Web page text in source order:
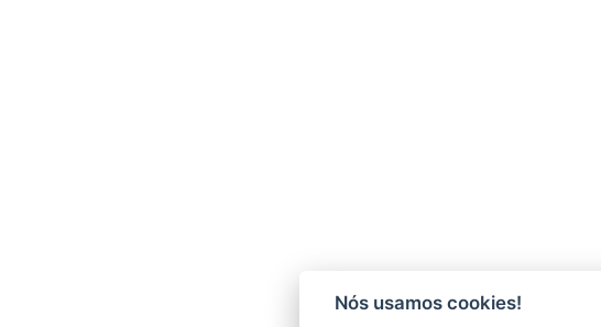
Nós usamos cookies!